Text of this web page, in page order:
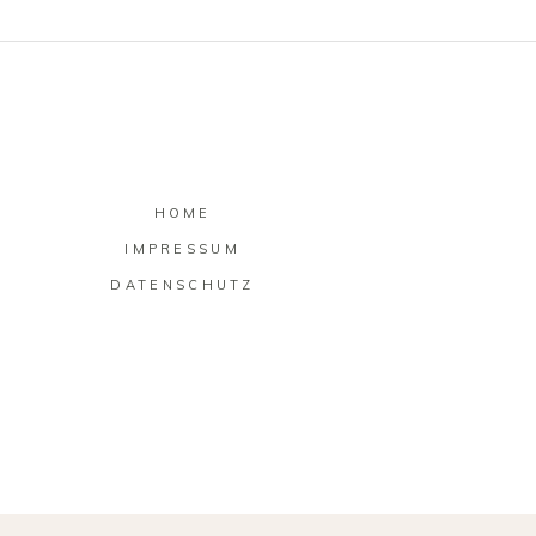
HOME
IMPRESSUM
DATENSCHUTZ